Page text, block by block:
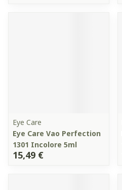
Eye Care
Eye Care Vao Perfection
1301 Incolore 5ml
15,49 €